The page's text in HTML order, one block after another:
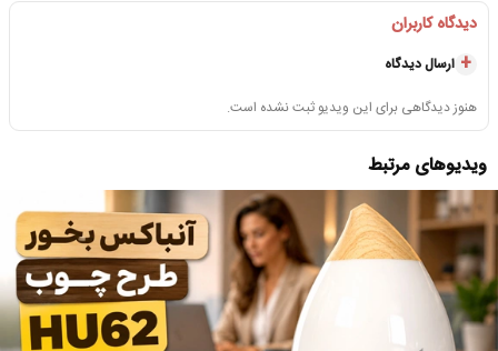
دیدگاه کاربران
ارسال دیدگاه
هنوز دیدگاهی برای این ویدیو ثبت نشده است.
ویدیوهای مرتبط